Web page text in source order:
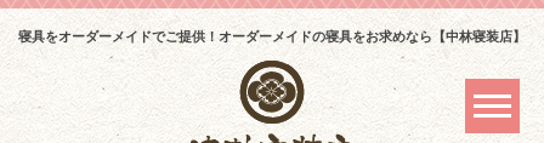
寝具をオーダーメイドでご提供！オーダーメイドの寝具をお求めなら【中林寝装店】